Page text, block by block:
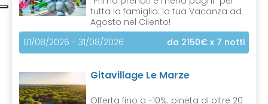
tutta la famiglia: la tua Vacanza ad
Agosto nel Cilento!
01/08/2026 - 31/08/2026
da 2150€ x 7 notti
Gitavillage Le Marze
Offerta fino a -10%: pineta di oltre 20